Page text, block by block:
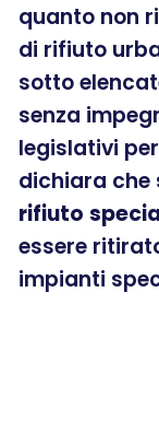
quanto non
di rifiuto
sotto
senza
legislativi
dichiara che
rifiuto
essere
impianti